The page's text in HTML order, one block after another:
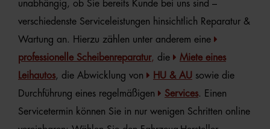
unabhängig, ob Sie bereits Kunde bei uns sind –
verschiedenste Serviceleistungen hinsichtlich Reparatur &
Wartung an. Hierzu zählen unter anderem eine
professionelle Scheibenreparatur, die
Miete eines
Leihautos, die Abwicklung von HU & AU sowie die
Durchführung eines regelmäßigen
Services. Einen
Servicetermin können Sie in nur wenigen Schritten online